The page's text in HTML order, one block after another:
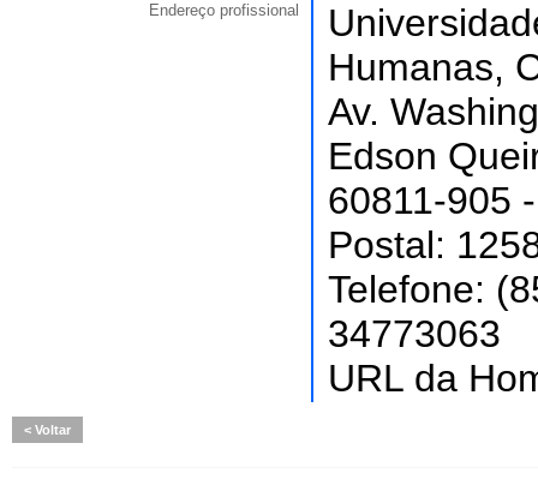
Endereço profissional
Humanas,
Av.
Edson
60811-905
Postal:
Telefone:
34773063
URL da
Voltar